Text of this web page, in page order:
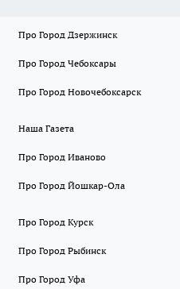
Про Город Дзержинск
Про Город Чебоксары
Про Город Новочебоксарск
Наша Газета
Про Город Иваново
Про Город Йошкар-Ола
Про Город Курск
Про Город Рыбинск
Про Город Уфа